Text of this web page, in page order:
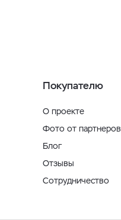
Покупателю
О проекте
Фото от партнеров
Блог
Отзывы
Сотрудничество